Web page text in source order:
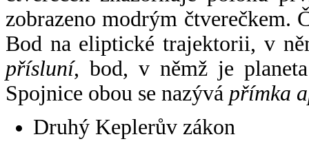
zobrazeno modrým čtverečkem.
Bod na eliptické trajektorii, v
přísluní, bod, v němž je
Spojnice obou se nazývá přímka
Druhý Keplerův zákon